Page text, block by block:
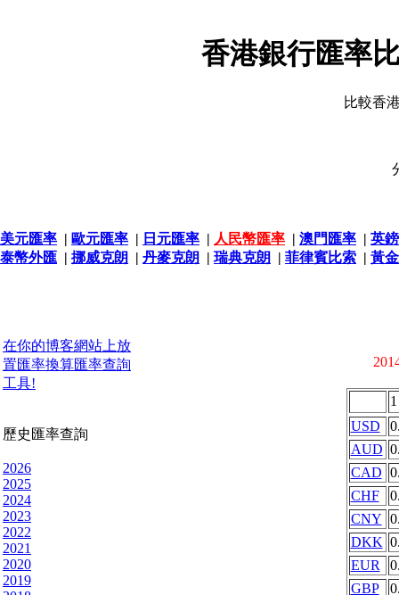
香港銀行匯率
比較香
美元匯率 | 歐元匯率 | 日元匯率 | 人民幣匯率 | 澳門匯率 | 英
泰幣外匯 | 挪威克朗 | 丹麥克朗 | 瑞典克朗 | 菲律賓比索 | 黃
在你的博客網站上放
置匯率換算匯率查詢
工具!
歷史匯率查詢
2026
2025
2024
2023
2022
2021
2020
2019
USD
AUD
CAD
CHF
CNY
DKK
EUR
GBP